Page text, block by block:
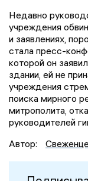
Недавно
учреждения
и заявлениях,
стала пресс-
которой он
здании, ей не
учреждения
поиска мирного
митрополита,
руководителей
Автор: